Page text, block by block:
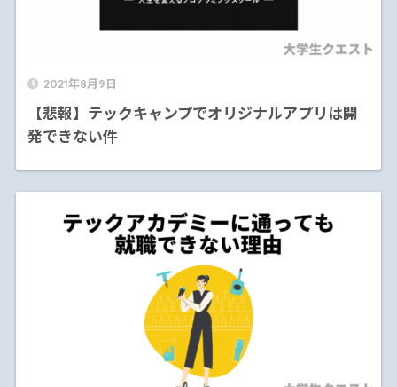
2021年8月9日
【悲報】テックキャンプでオリジナルアプリは開
発できない件